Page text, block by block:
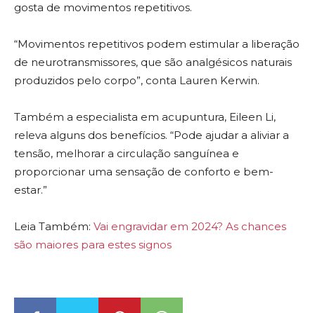
gosta de movimentos repetitivos.
“Movimentos repetitivos podem estimular a liberação
de neurotransmissores, que são analgésicos naturais
produzidos pelo corpo”, conta Lauren Kerwin.
Também a especialista em acupuntura, Eileen Li,
releva alguns dos benefícios. “Pode ajudar a aliviar a
tensão, melhorar a circulação sanguínea e
proporcionar uma sensação de conforto e bem-
estar.”
Leia Também: Vai engravidar em 2024? As chances
são maiores para estes signos